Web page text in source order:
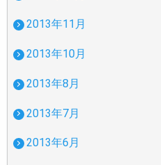
2013年11月
2013年10月
2013年8月
2013年7月
2013年6月